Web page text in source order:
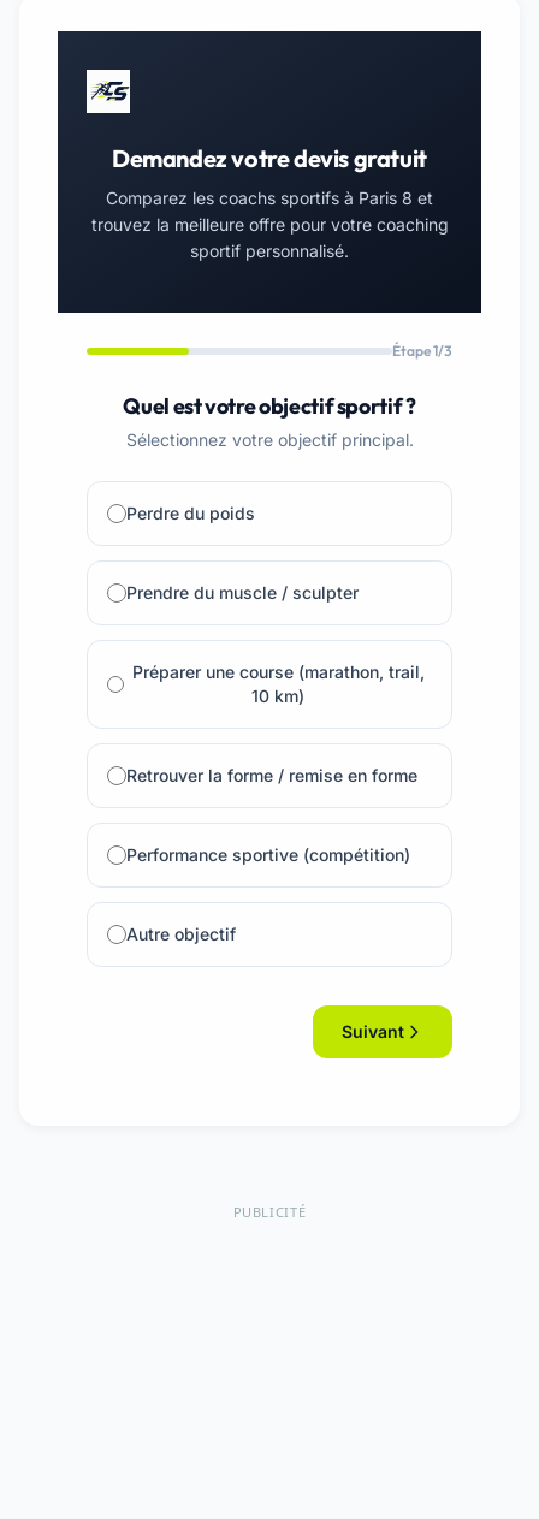
Demandez votre devis gratuit
Comparez les coachs sportifs à Paris 8 et
trouvez la meilleure offre pour votre coaching
sportif personnalisé.
Étape 1/3
Quel est votre objectif sportif ?
Sélectionnez votre objectif principal.
Perdre du poids
Prendre du muscle / sculpter
Préparer une course (marathon, trail,
10 km)
Retrouver la forme / remise en forme
Performance sportive (compétition)
Autre objectif
Suivant
PUBLICITÉ